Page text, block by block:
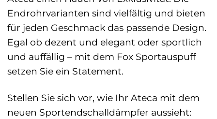
Endrohrvarianten sind vielfältig und bieten
für jeden Geschmack das passende Design.
Egal ob dezent und elegant oder sportlich
und auffällig – mit dem Fox Sportauspuff
setzen Sie ein Statement.
Stellen Sie sich vor, wie Ihr Ateca mit dem
neuen Sportendschalldämpfer aussieht: